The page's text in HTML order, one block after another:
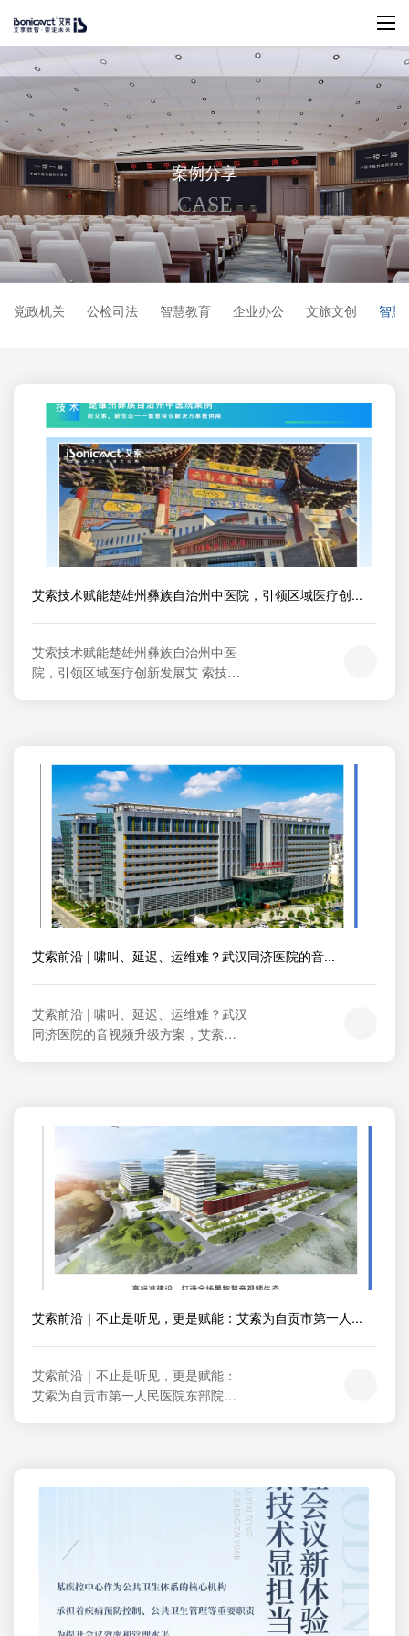
案例分享
CASE
党政机关 公检司法 智慧教育 企业办公 文旅文创 智慧
艾索技术赋能楚雄州彝族自治州中医院，引领区域医疗创...
艾索技术赋能楚雄州彝族自治州中医
院，引领区域医疗创新发展艾 索技
州彝族自治州中医医院作为特色重点
医院建设项目及西院区改扩建工程是
云南省重点医...
艾索前沿 | 啸叫、延迟、运维难？武汉同济医院的音...
艾索前沿 | 啸叫、延迟、运维难？武汉
同济医院的音视频升级方案，艾索给
附属同济医院作为全国TOP级公立医
院，日均承载大量学术会议、远程会
诊、教学培训等核心业务。艾索技术...
艾索前沿｜不止是听见，更是赋能：艾索为自贡市第一人...
艾索前沿｜不止是听见，更是赋能：
艾索为自贡市第一人民医院东部院区
标，聚焦医疗诊疗、行政办公、学术
教学、应急保障四大核心需求。艾索
凭借深耕音视频领域多年的技术积
淀，为院区�...